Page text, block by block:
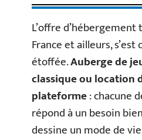
L’offre
France et ailleurs,
étoffée.Auberge de
classique ou location
plateforme: chacune
répond à un besoin
dessine un mode de